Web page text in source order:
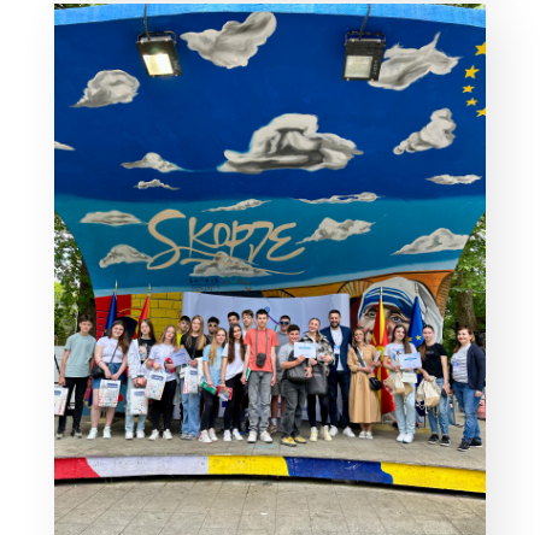
дигитално учество”